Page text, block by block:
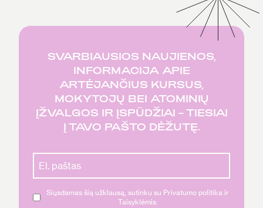
SVARBIAUSIOS NAUJIENOS,
INFORMACIJA APIE
ARTĖJANČIUS KURSUS,
MOKYTOJŲ BEI ATOMINIŲ
ĮŽVALGOS IR ĮSPŪDŽIAI – TIESIAI
Į TAVO PAŠTO DĖŽUTĘ.
Siųsdamas šią užklausą, sutinku su Privatumo politika ir
Taisyklėmis.